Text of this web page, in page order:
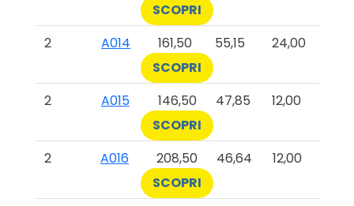
SCOPRI
2
A014 161,50 55,15
24,00
SCOPRI
2
A015 146,50 47,85
12,00
SCOPRI
2
A016 208,50 46,64
12,00
SCOPRI